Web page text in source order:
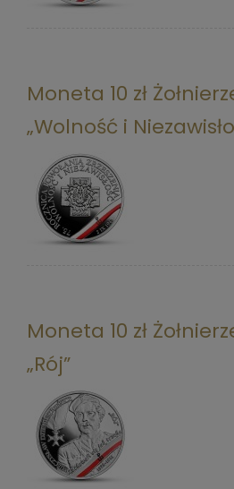
Moneta 10 zł
„Wolność i
Moneta 10 zł
„Rój”